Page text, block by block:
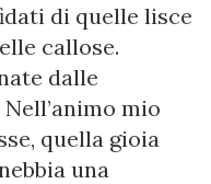
di quelle lisce
callose.
dalle
mio
quella gioia
una